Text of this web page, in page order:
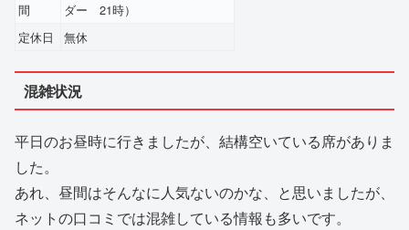
間
ダー 21時）
定休日
無休
混雑状況
平日のお昼時に行きましたが、結構空いている席がありま
した。
あれ、昼間はそんなに人気ないのかな、と思いましたが、
ネットの口コミでは混雑している情報も多いです。